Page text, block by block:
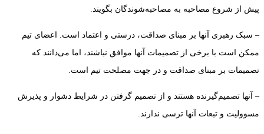
پیش از شروع مصاحبه به مصاحبه‌شوندگان بگویند.
– سبک رهبری آنها بر مبنای صداقت، درستی و اعتماد است. اعضای تیم
ممکن است با برخی از تصمیمات آنها موافق نباشند، اما می‌دانند که
تصمیمات بر مبنای صداقت و در جهت مصلحت تیم است.
– آنها تصمیم‌گیرنده هستند و از تصمیم گرفتن در شرایط‌ دشوار و پذیرش
مسوولیت و تبعات آنها ترسی ندارند.